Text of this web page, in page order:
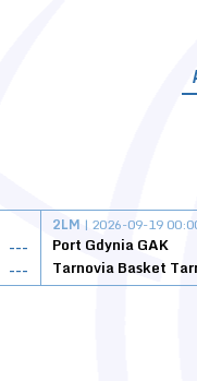
---
---
2LM | 2026-09-19
Port Gdynia GAK